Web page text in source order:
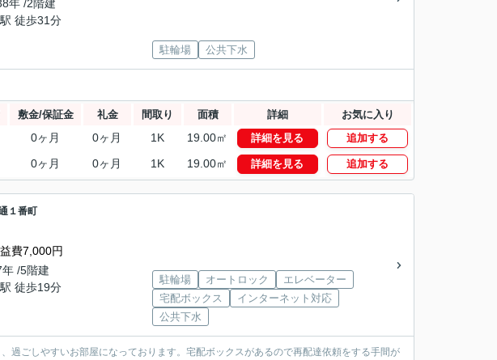
年 /2階建
駅 徒歩31分
駐輪場 公共下水
敷金/保証金 礼金 間取り 面積 詳細 お気に入り
0ヶ月 0ヶ月 1K 19.00㎡ 詳細を見る 追加する
0ヶ月 0ヶ月 1K 19.00㎡ 詳細を見る 追加する
１番町
費7,000円
/5階建
駅 徒歩19分
駐輪場 オートロック
エレベーター
宅配ボックス
インターネット対応
公共下水
過ごしやすいお部屋になっております。宅配ボックスがあるので再配達依頼をする手間が